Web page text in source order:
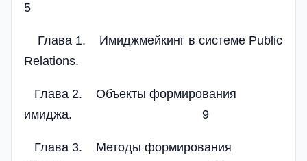
5
Глава 1. Имиджмейкинг в системе Public
Relations.
Глава 2. Объекты формирования
имиджа. 9
Глава 3. Методы формирования